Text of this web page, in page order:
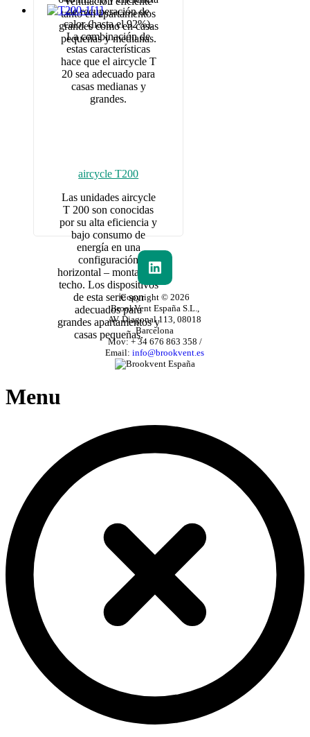
tanto en apartamentos
grandes como en casas
pequeñas y medianas.
de recuperación de
calor (hasta el 92%).
La combinación de
estas características
hace que el aircycle T
20 sea adecuado para
casas medianas y
grandes.
aircycle T200
Las unidades aircycle
T 200 son conocidas
por su alta eficiencia y
bajo consumo de
energía en una
configuración
horizontal – montaje en
techo. Los dispositivos
de esta serie son
adecuados para
grandes apartamentos y
casas pequeñas.
Copyright © 2026
BrookVent España S.L.,
AV. Diagonal 113, 08018
Barcelona
Mov: + 34 676 863 358 /
Email:info@brookvent.es
Menu